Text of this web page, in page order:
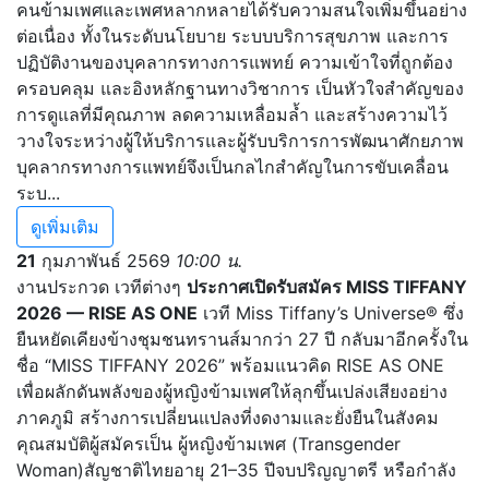
คนข้ามเพศและเพศหลากหลายได้รับความสนใจเพิ่มขึ้นอย่าง
ต่อเนื่อง ทั้งในระดับนโยบาย ระบบบริการสุขภาพ และการ
ปฏิบัติงานของบุคลากรทางการแพทย์ ความเข้าใจที่ถูกต้อง
ครอบคลุม และอิงหลักฐานทางวิชาการ เป็นหัวใจสำคัญของ
การดูแลที่มีคุณภาพ ลดความเหลื่อมล้ำ และสร้างความไว้
วางใจระหว่างผู้ให้บริการและผู้รับบริการการพัฒนาศักยภาพ
บุคลากรทางการแพทย์จึงเป็นกลไกสำคัญในการขับเคลื่อน
ระบ...
ดูเพิ่มเติม
21 กุมภาพันธ์ 2569 10:00 น.
งานประกวด เวทีต่างๆ ประกาศเปิดรับสมัคร MISS TIFFANY
2026 — RISE AS ONE เวที Miss Tiffany’s Universe® ซึ่ง
ยืนหยัดเคียงข้างชุมชนทรานส์มากว่า 27 ปี กลับมาอีกครั้งใน
ชื่อ “MISS TIFFANY 2026” พร้อมแนวคิด RISE AS ONE
เพื่อผลักดันพลังของผู้หญิงข้ามเพศให้ลุกขึ้นเปล่งเสียงอย่าง
ภาคภูมิ สร้างการเปลี่ยนแปลงที่งดงามและยั่งยืนในสังคม
คุณสมบัติผู้สมัครเป็น ผู้หญิงข้ามเพศ (Transgender
Woman)สัญชาติไทยอายุ 21–35 ปีจบปริญญาตรี หรือกำลัง